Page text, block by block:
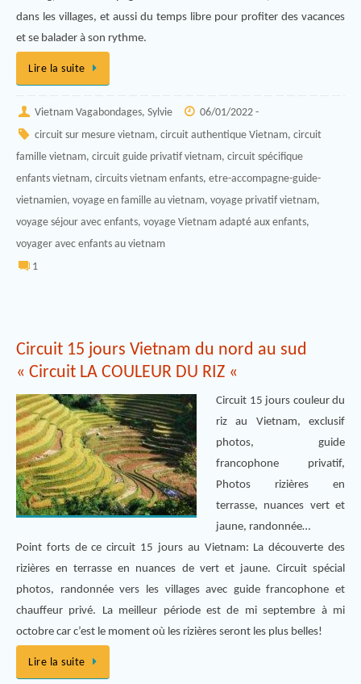
dans les villages, et aussi du temps libre pour profiter des vacances
et se balader à son rythme.
Lire la suite
Vietnam Vagabondages, Sylvie 06/01/2022 -
circuit sur mesure vietnam, circuit authentique Vietnam, circuit
famille vietnam, circuit guide privatif vietnam, circuit spécifique
enfants vietnam, circuits vietnam enfants, etre-accompagne-guide-
vietnamien, voyage en famille au vietnam, voyage privatif vietnam,
voyage séjour avec enfants, voyage Vietnam adapté aux enfants,
voyager avec enfants au vietnam
1
Circuit 15 jours Vietnam du nord au sud
« Circuit LA COULEUR DU RIZ «
Circuit 15 jours couleur du
riz au Vietnam, exclusif
photos, guide
francophone privatif,
Photos rizières en
terrasse, nuances vert et
jaune, randonnée…
Point forts de ce circuit 15 jours au Vietnam: La découverte des
rizières en terrasse en nuances de vert et jaune. Circuit spécial
photos, randonnée vers les villages avec guide francophone et
chauffeur privé. La meilleur période est de mi septembre à mi
octobre car c’est le moment où les rizières seront les plus belles!
Lire la suite